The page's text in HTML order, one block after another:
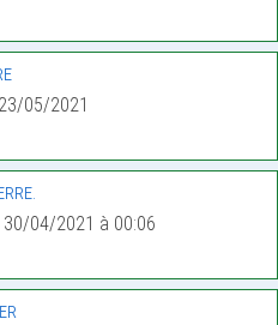
05/2021
30/04/2021 à 00:06